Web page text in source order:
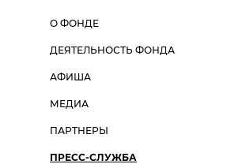
О ФОНДЕ
ДЕЯТЕЛЬНОСТЬ ФОНДА
АФИША
МЕДИА
ПАРТНЕРЫ
ПРЕСС-СЛУЖБА